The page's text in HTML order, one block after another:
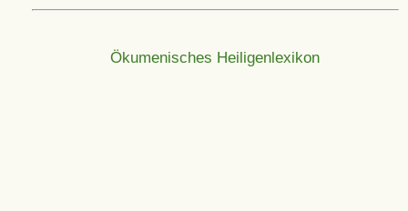
Ökumenisches Heiligenlexikon